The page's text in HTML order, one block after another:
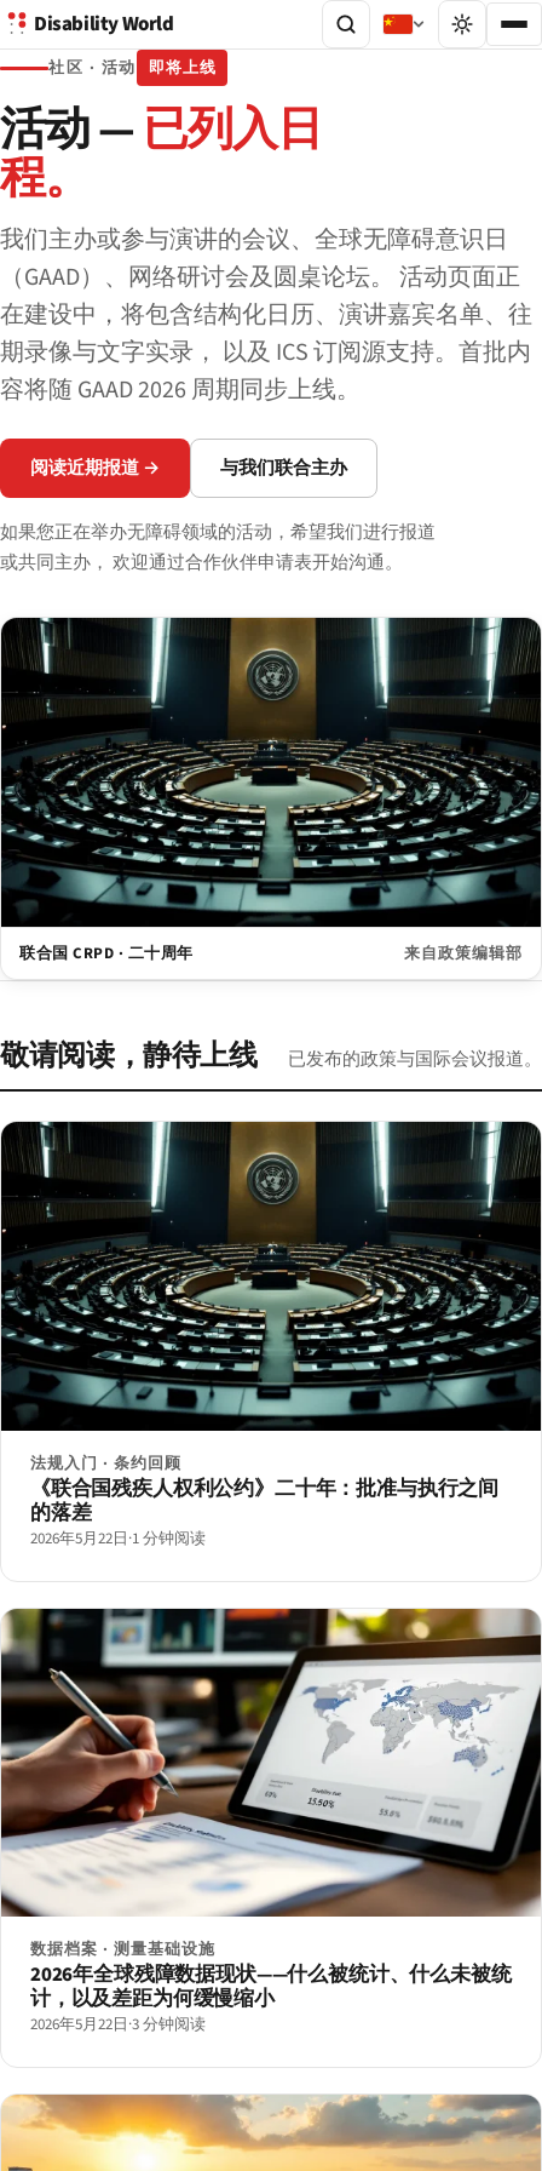
Disability World
社区 · 活动 即将上线
活动 — 已列入日
程。
我们主办或参与演讲的会议、全球无障碍意识日
（GAAD）、网络研讨会及圆桌论坛。 活动页面正
在建设中，将包含结构化日历、演讲嘉宾名单、往
期录像与文字实录， 以及 ICS 订阅源支持。首批内
容将随 GAAD 2026 周期同步上线。
阅读近期报道 → 与我们联合主办
如果您正在举办无障碍领域的活动，希望我们进行报道
或共同主办， 欢迎通过合作伙伴申请表开始沟通。
联合国 CRPD · 二十周年 来自政策编辑部
敬请阅读，静待上线 已发布的政策与国际会议报道。
法规入门 · 条约回顾
《联合国残疾人权利公约》二十年：批准与执行之间
的落差
2026年5月22日·1 分钟阅读
数据档案 · 测量基础设施
2026年全球残障数据现状——什么被统计、什么未被统
计，以及差距为何缓慢缩小
2026年5月22日 ·3 分钟阅读